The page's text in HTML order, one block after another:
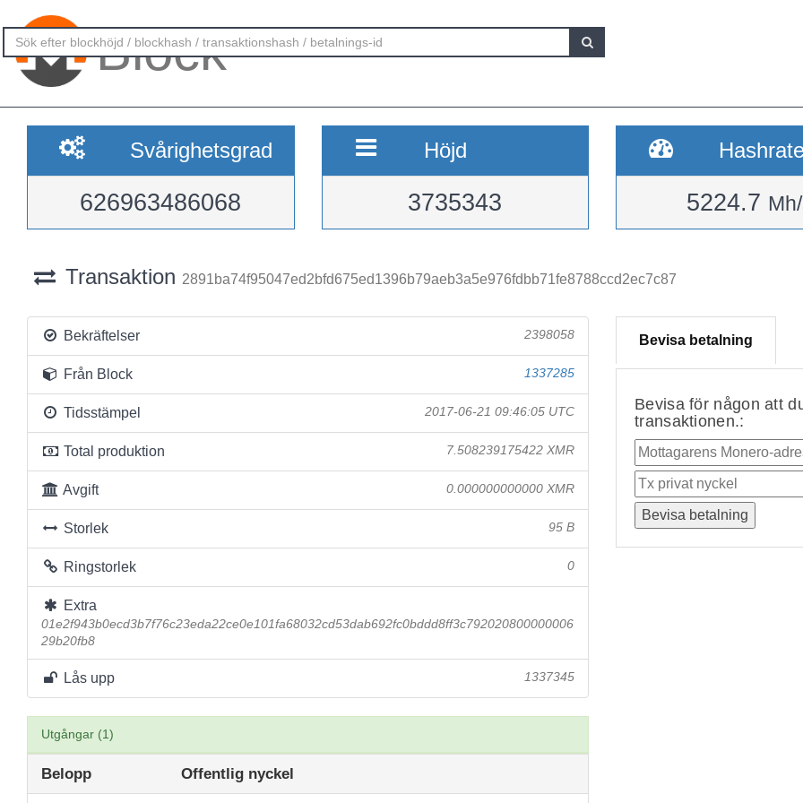
Block
Svårighetsgrad
626963486068
Höjd
3735343 5224.7
Transaktion 2891ba74f95047ed2bfd675ed1396b79aeb3a5e976fdbb71fe8788ccd2ec7c87
Bekräftelser 2398058
Från Block 1337285
Tidsstämpel 2017-06-21 09:46:05 UTC
Total produktion 7.508239175422 XMR
Avgift 0.000000000000 XMR
Storlek 95 B
Ringstorlek 0
Extra
01e2f943b0ecd3b7f76c23eda22ce0e101fa68032cd53dab692fc0bddd8ff3c792020800000006
29b20fb8
Lås upp 1337345
Bevisa betalning
Bevisa för någon att
transaktionen.:
Utgångar (1)
Belopp Offentlig nyckel